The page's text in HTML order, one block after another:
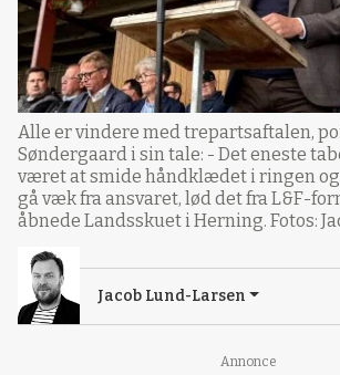
Annonce
Alle er vindere med trepartsaftalen,
Søndergaard i sin tale: - Det eneste
været at smide håndklædet i ringen og
gå væk fra ansvaret, lød det fra L&F-
åbnede Landsskuet i Herning. Fotos:
Jacob Lund-Larsen